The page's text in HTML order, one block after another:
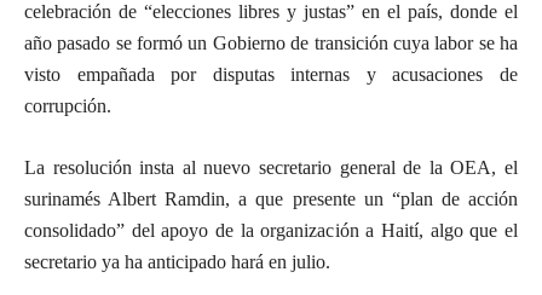
celebración de “elecciones libres y justas” en el país, donde el
año pasado se formó un Gobierno de transición cuya labor se ha
visto empañada por disputas internas y acusaciones de
corrupción.
La resolución insta al nuevo secretario general de la OEA, el
surinamés Albert Ramdin, a que presente un “plan de acción
consolidado” del apoyo de la organización a Haití, algo que el
secretario ya ha anticipado hará en julio.